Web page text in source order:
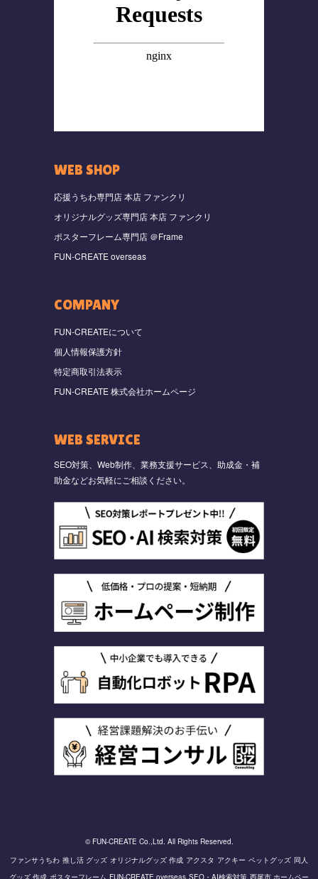
WEB SHOP
応援うちわ専門店 本店 ファンクリ
オリジナルグッズ専門店 本店 ファンクリ
ポスターフレーム専門店 ＠Frame
FUN-CREATE overseas
COMPANY
FUN-CREATEについて
個人情報保護方針
特定商取引法表示
FUN-CREATE 株式会社ホームページ
WEB SERVICE
SEO対策、Web制作、業務支援サービス、助成金・補
助金などお気軽にご相談ください。
© FUN-CREATE Co.,Ltd. All Rights Reserved.
ファンサうちわ 推し活 グッズ オリジナルグッズ 作成 アクスタ アクキー ペットグッズ 同人